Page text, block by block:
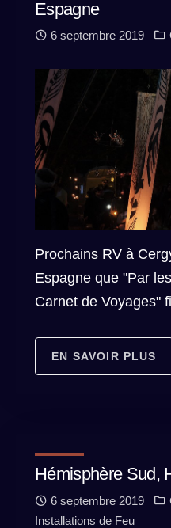
Espagne
6 septembre 2019
Prochains RV à
Espagne que "Par
Carnet de Voyages"
EN SAVOIR PLUS
Hémisphère Sud,
6 septembre 2019
Installations de Feu